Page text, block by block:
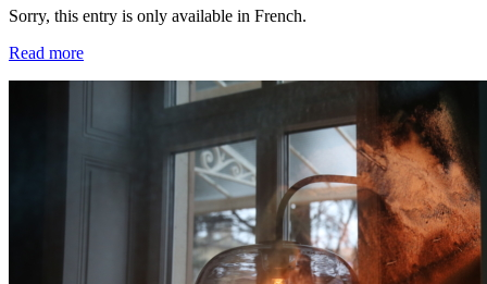
Sorry, this entry is only available in French.
Read more